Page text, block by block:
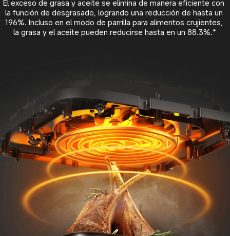
El exceso de grasa y aceite se elimina de manera eficiente con
la función de desgrasado, logrando una reducción de hasta un
196%. Incluso en el modo de parrilla para alimentos crujientes,
la grasa y el aceite pueden reducirse hasta en un 88.3%.*